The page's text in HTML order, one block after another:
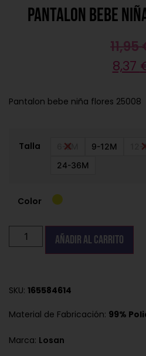
Pantalon bebe
11,95
8,37
Pantalon bebe niña flores 25008
Talla 6-9M 9-12M 12-
24-36M
Color
Añadir al carrito
SKU: 165584614
Material de Fabricación: 99%
Marca: Losan